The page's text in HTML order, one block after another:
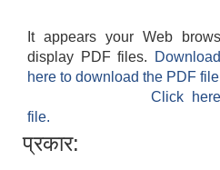
It appears your Web
display PDF files.
here to download the PDF
Click
file.
प्रकार: